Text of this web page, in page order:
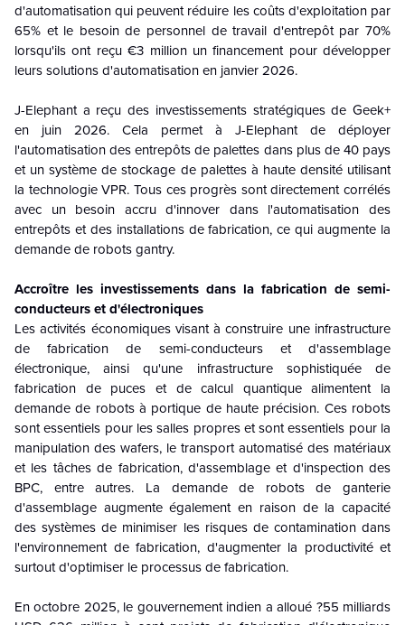
d'automatisation qui peuvent réduire les coûts d'exploitation par
65% et le besoin de personnel de travail d'entrepôt par 70%
lorsqu'ils ont reçu €3 million un financement pour développer
leurs solutions d'automatisation en janvier 2026.
J-Elephant a reçu des investissements stratégiques de Geek+
en juin 2026. Cela permet à J-Elephant de déployer
l'automatisation des entrepôts de palettes dans plus de 40 pays
et un système de stockage de palettes à haute densité utilisant
la technologie VPR. Tous ces progrès sont directement corrélés
avec un besoin accru d'innover dans l'automatisation des
entrepôts et des installations de fabrication, ce qui augmente la
demande de robots gantry.
Accroître les investissements dans la fabrication de semi-
conducteurs et d'électroniques
Les activités économiques visant à construire une infrastructure
de fabrication de semi-conducteurs et d'assemblage
électronique, ainsi qu'une infrastructure sophistiquée de
fabrication de puces et de calcul quantique alimentent la
demande de robots à portique de haute précision. Ces robots
sont essentiels pour les salles propres et sont essentiels pour la
manipulation des wafers, le transport automatisé des matériaux
et les tâches de fabrication, d'assemblage et d'inspection des
BPC, entre autres. La demande de robots de ganterie
d'assemblage augmente également en raison de la capacité
des systèmes de minimiser les risques de contamination dans
l'environnement de fabrication, d'augmenter la productivité et
surtout d'optimiser le processus de fabrication.
En octobre 2025, le gouvernement indien a alloué ?55 milliards